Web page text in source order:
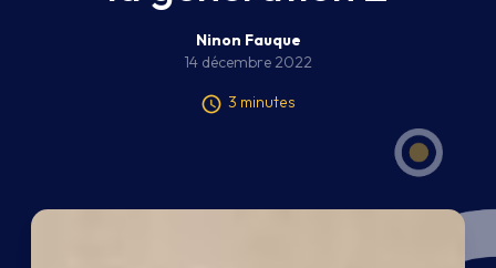
Ninon Fauque
14 décembre 2022
3 minutes